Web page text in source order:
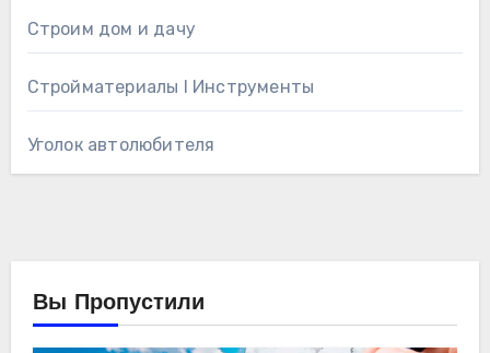
Строим дом и дачу
Стройматериалы l Инструменты
Уголок автолюбителя
Вы Пропустили